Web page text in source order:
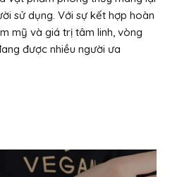
sử dụng. Với sự kết hợp hoàn
mỹ và giá trị tâm linh, vòng
được nhiều người ưa